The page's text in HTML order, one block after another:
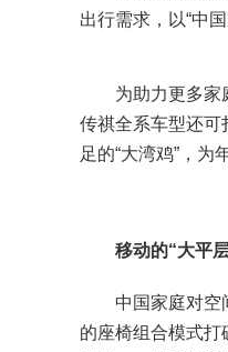
出行需求，以“中
为助力更多家庭
传祺全系车型还可
足的“大湾鸡”，为
移动的“大平
中国家庭对空间
的座椅组合模式